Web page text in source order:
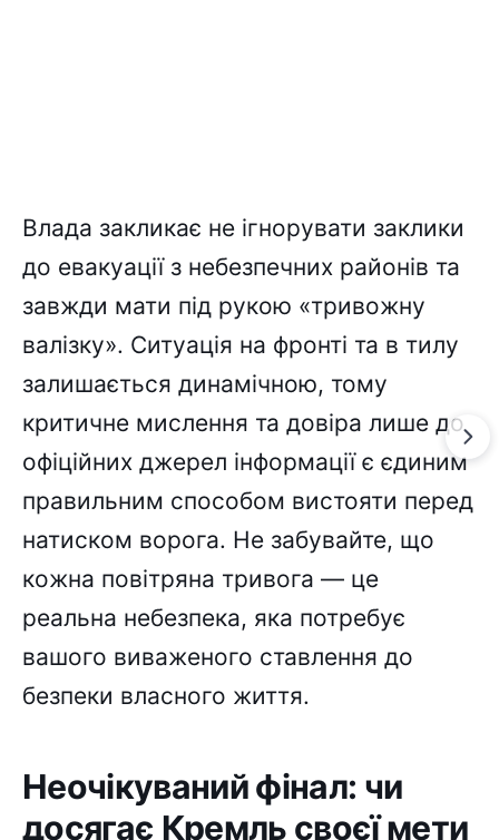
Влада закликає не ігнорувати заклики
до евакуації з небезпечних районів та
завжди мати під рукою «тривожну
валізку». Ситуація на фронті та в тилу
залишається динамічною, тому
критичне мислення та довіра лише до
офіційних джерел інформації є єдиним
правильним способом вистояти перед
натиском ворога. Не забувайте, що
кожна повітряна тривога — це
реальна небезпека, яка потребує
вашого виваженого ставлення до
безпеки власного життя.
Неочікуваний фінал: чи
досягає Кремль своєї мети